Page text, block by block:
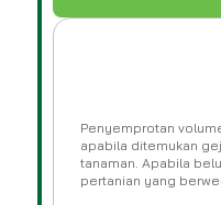
Penyemprotan
apabila ditemukan
tanaman. Apabila
pertanian yang